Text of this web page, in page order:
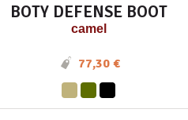
BOTY DEFENSE BOOT
camel
77,30 €